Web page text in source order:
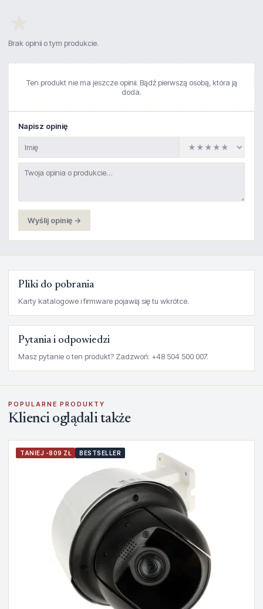
Brak opinii o tym produkcie.
Ten produkt nie ma jeszcze opinii. Bądź pierwszą osobą, która ją
doda.
Napisz opinię
Wyślij opinię →
Pliki do pobrania
Karty katalogowe i firmware pojawią się tu wkrótce.
Pytania i odpowiedzi
Masz pytanie o ten produkt? Zadzwoń: +48 504 500 007.
POPULARNE PRODUKTY
Klienci oglądali także
TANIEJ -809 ZŁ BESTSELLER